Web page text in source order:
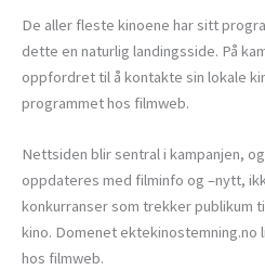
De aller fleste kinoene har sitt
dette en naturlig landingsside. På
oppfordret til å kontakte sin lokale
programmet hos filmweb.
Nettsiden blir sentral i kampanjen,
oppdateres med filminfo og –nytt,
konkurranser som trekker publikum
kino. Domenet ektekinostemning.no
hos filmweb.